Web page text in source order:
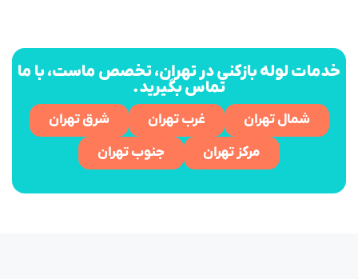
خدمات لوله بازکنی در تهران، تخصص ماست، با ما
تماس بگیرید.
شمال تهران غرب تهران
شرق تهران
مرکز تهران
جنوب تهران